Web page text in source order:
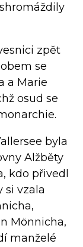
zpět
se
a Marie
osud se
byla
Alžběty
kdo přivedl
si vzala
Mönnicha,
manželé